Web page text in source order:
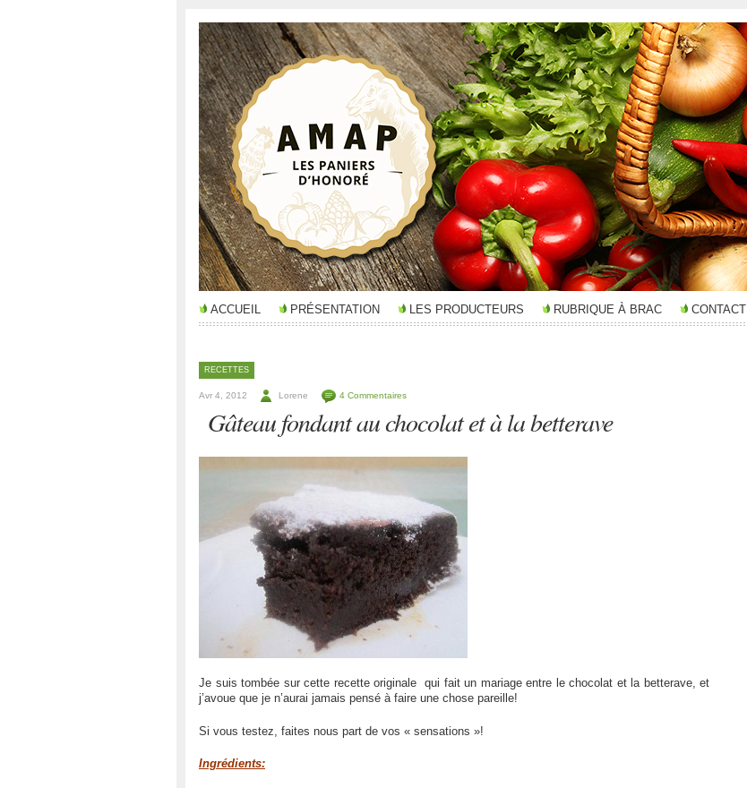
ACCUEIL PRÉSENTATION LES PRODUCTEURS RUBRIQUE À BRAC CONTACT
RECETTES
Avr 4, 2012 Lorene 4 Commentaires
Gâteau fondant au chocolat et à la betterave
Je suis tombée sur cette recette originale qui fait un mariage entre le chocolat et la betterave, et
j’avoue que je n’aurai jamais pensé à faire une chose pareille!
Si vous testez, faites nous part de vos « sensations »!
Ingrédients: